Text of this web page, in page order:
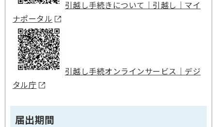
引越し手続きについて｜引越し｜マイ
ナポータル
引越し手続オンラインサービス｜デジ
タル庁
届出期間